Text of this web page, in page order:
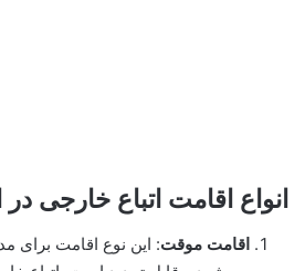
انواع اقامت اتباع خارجی در
اقامت موقت: این نوع اقامت